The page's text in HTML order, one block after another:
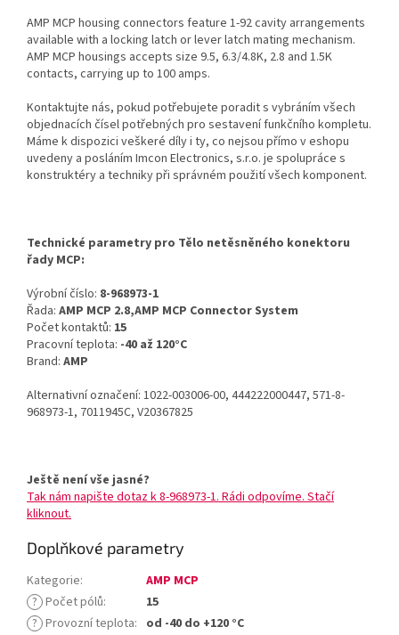
AMP MCP housing connectors feature 1-92 cavity arrangements
available with a locking latch or lever latch mating mechanism.
AMP MCP housings accepts size 9.5, 6.3/4.8K, 2.8 and 1.5K
contacts, carrying up to 100 amps.
Kontaktujte nás, pokud potřebujete poradit s vybráním všech
objednacích čísel potřebných pro sestavení funkčního kompletu.
Máme k dispozici veškeré díly i ty, co nejsou přímo v eshopu
uvedeny a posláním Imcon Electronics, s.r.o. je spolupráce s
konstruktéry a techniky při správném použití všech komponent.
Technické parametry pro Tělo netěsněného konektoru
řady MCP:
Výrobní číslo: 8-968973-1
Řada: AMP MCP 2.8,AMP MCP Connector System
Počet kontaktů: 15
Pracovní teplota: -40 až 120°C
Brand: AMP
Alternativní označení: 1022-003006-00, 444222000447, 571-8-
968973-1, 7011945C, V20367825
Ještě není vše jasné?
Tak nám napište dotaz k 8-968973-1. Rádi odpovíme. Stačí
kliknout.
Doplňkové parametry
Kategorie:
AMP MCP
? Počet pólů:
15
? Provozní teplota: od -40 do +120 °C